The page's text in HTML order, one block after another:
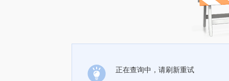
正在查询中，请刷新重试